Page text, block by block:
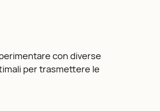
con diverse
per trasmettere le